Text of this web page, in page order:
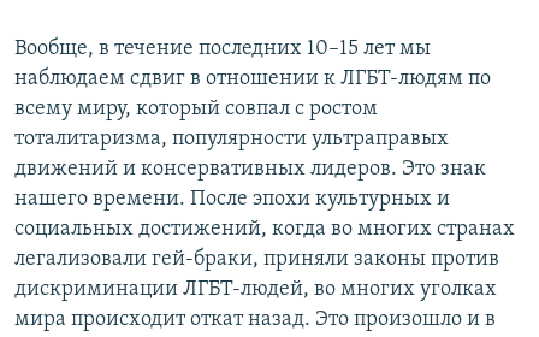
Вообще, в течение последних 10–15 лет мы
наблюдаем сдвиг в отношении к ЛГБТ-людям по
всему миру, который совпал с ростом
тоталитаризма, популярности ультраправых
движений и консервативных лидеров. Это знак
нашего времени. После эпохи культурных и
социальных достижений, когда во многих странах
легализовали гей-браки, приняли законы против
дискриминации ЛГБТ-людей, во многих уголках
мира происходит откат назад. Это произошло и в